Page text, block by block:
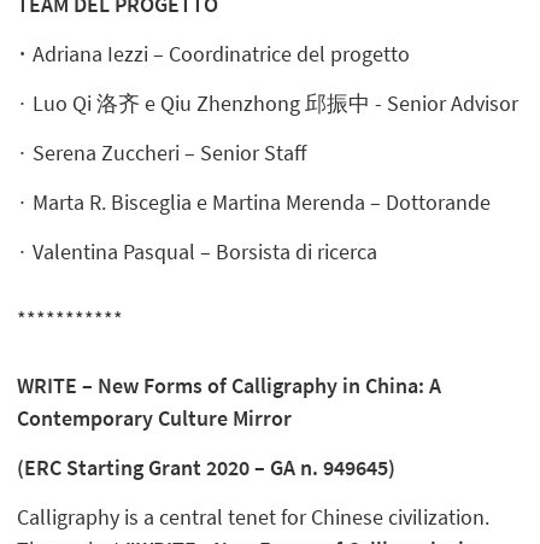
∙ Adriana Iezzi – Coordinatrice del progetto
∙ Luo Qi 洛齐 e Qiu Zhenzhong 邱振中 - Senior Advisor
∙ Serena Zuccheri – Senior Staff
∙ Marta R. Bisceglia e Martina Merenda – Dottorande
∙ Valentina Pasqual – Borsista di ricerca
***********
WRITE – New Forms of Calligraphy in China: A
Contemporary Culture Mirror
(ERC Starting Grant 2020 – GA n. 949645)
Calligraphy is a central tenet for Chinese civilization.